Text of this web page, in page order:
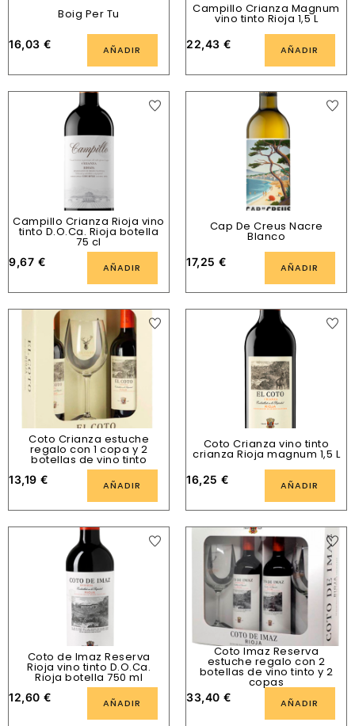
Boig Per Tu
16,03 € AÑADIR
Campillo Crianza Magnum
vino tinto Rioja 1,5 L
22,43 € AÑADIR
Campillo Crianza Rioja vino
tinto D.O.Ca. Rioja botella
75 cl
9,67 € AÑADIR
Cap De Creus Nacre
Blanco
17,25 € AÑADIR
Coto Crianza estuche
regalo con 1 copa y 2
botellas de vino tinto
13,19 € AÑADIR
Coto Crianza vino tinto
crianza Rioja magnum 1,5 L
16,25 € AÑADIR
Coto de Imaz Reserva
Rioja vino tinto D.O.Ca.
Rioja botella 750 ml
12,60 € AÑADIR
Coto Imaz Reserva
estuche regalo con 2
botellas de vino tinto y 2
copas
33,40 € AÑADIR